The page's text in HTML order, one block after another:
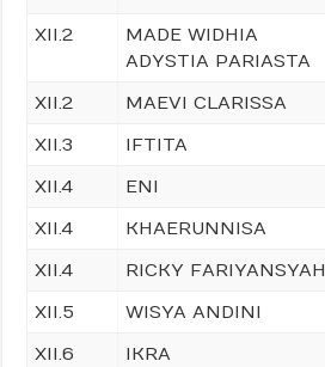
XII.2
MADE WIDHIA
ADYSTIA PARIASTA
XII.2 MAEVI CLARISSA
XII.3
IFTITA
XII.4
ENI
XII.4
KHAERUNNISA
XII.4
RICKY FARIYANSYAH
XII.5
WISYA ANDINI
XII.6
IKRA